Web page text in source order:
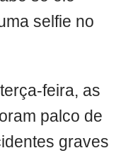
selfie no
feira, as
palco de
graves